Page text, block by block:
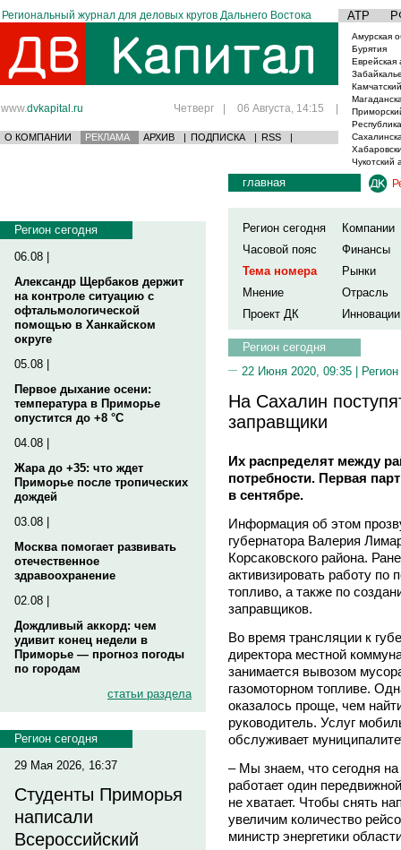
Региональный журнал для деловых кругов Дальнего Востока АТР
www.dvkapital.ru Четверг | 06 Августа, 14:15 |
О КОМПАНИИ РЕКЛАМА АРХИВ | ПОДПИСКА | RSS |
Амурская
Бурятия
Еврейская
Чукотский
Регион сегодня
06.08 |
Александр Щербаков держит
на контроле ситуацию с
офтальмологической
помощью в Ханкайском
округе
05.08 |
Первое дыхание осени:
температура в Приморье
опустится до +8 °C
04.08 |
Жара до +35: что ждет
Приморье после тропических
дождей
03.08 |
Москва помогает развивать
отечественное
здравоохранение
02.08 |
Дождливый аккорд: чем
удивит конец недели в
Приморье — прогноз погоды
по городам
статьи раздела
Регион сегодня
29 Мая 2026, 16:37
Студенты Приморья
написали
Всероссийский
главная
Регион сегодня
Компании
Часовой пояс
Финансы
Тема номера
Рынки
Мнение
Отрасль
Проект ДК
Инновации
Регион сегодня
22 Июня 2020, 09:35 |
На Сахалин
заправщики
Их распределят между
потребности. Первая
в сентябре.
Информация об этом
губернатора Валерия
Корсаковского района.
активизировать работу по
топливо, а также по
заправщиков.
Во время трансляции к
директора местной
занимается вывозом
газомоторном топливе.
оказалось проще, чем
руководитель. Услуг
обслуживает
– Мы знаем, что сегодня
работает один
не хватает. Чтобы снять
увеличим количество
министр энергетики